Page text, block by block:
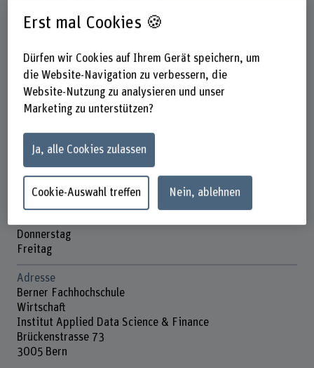
Dozent
Kontakt
+41 31 848 34 50
E-Mail anzeigen
www.bfh.ch/de/thomas-jarchow
Präsenzzeit
Montag
Dienstag
Donnerstag
Freitag
Adresse
Berner Fachhochschule
Wirtschaft
Institut Applied Data Science & Finance
Brückenstrasse 73
3005 Bern
Erst mal Cookies 🍪
Dürfen wir Cookies auf Ihrem Gerät speichern, um
die Website-Navigation zu verbessern, die
Website-Nutzung zu analysieren und unser
Marketing zu unterstützen?
Ja, alle Cookies zulassen
Cookie-Auswahl treffen Nein, ablehnen